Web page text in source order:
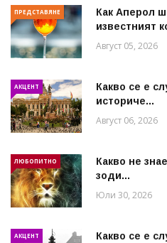
ПРЕДСТАВЯНЕ
Как Аперол
известният
Август 05, 2026
АКЦЕНТ
Какво се е
историче...
Август 06, 2026
ЛЮБОПИТНО
Какво не
зоди...
Юли 30, 2026
АКЦЕНТ
Какво се е